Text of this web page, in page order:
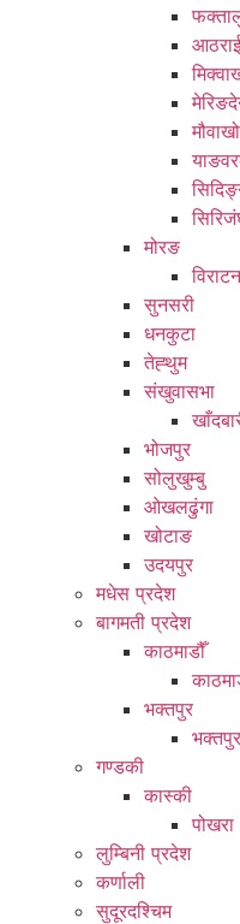
मोरङ
सुनसरी
धनकुटा
तेह्थुम
संखुवासभा
भोजपुर
सोलुखुम्बु
ओखलढुंगा
खोटाङ
उदयपुर
मधेस प्रदेश
बागमती प्रदेश
काठमाडौँ
भक्तपुर
गण्डकी
कास्की
पोखरा
लुम्बिनी प्रदेश
कर्णाली
सुदूरदश्चिम